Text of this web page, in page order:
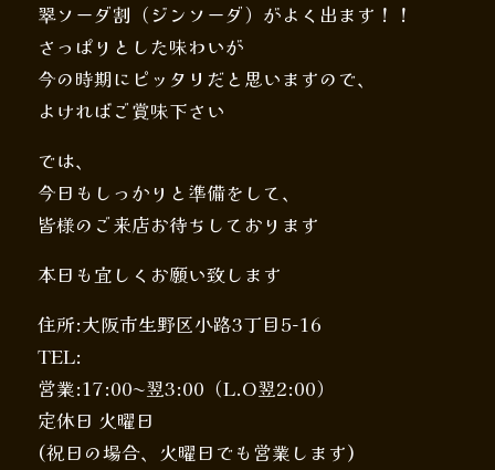
翠ソーダ割（ジンソーダ）がよく出ます！！
さっぱりとした味わいが
今の時期にピッタリだと思いますので、
よければご賞味下さい
では、
今日もしっかりと準備をして、
皆様のご来店お待ちしております
本日も宜しくお願い致します
住所:大阪市生野区小路3丁目5-16
TEL:
営業:17:00〜翌3:00（L.O翌2:00）
定休日 火曜日
(祝日の場合、火曜日でも営業します)